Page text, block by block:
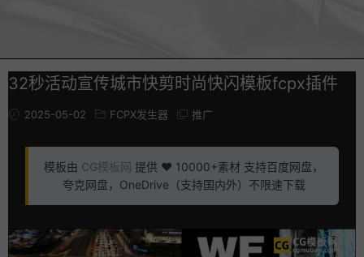
32秒活动宣传城市快剪时尚快闪模板fcpx插件
2025-05-02 FCPX发生器 推广
模板由 CG模板网 提供 ❤️ 10000+素材 支持百度网盘，
夸克网盘，OneDrive（支持国内外）不限速下载